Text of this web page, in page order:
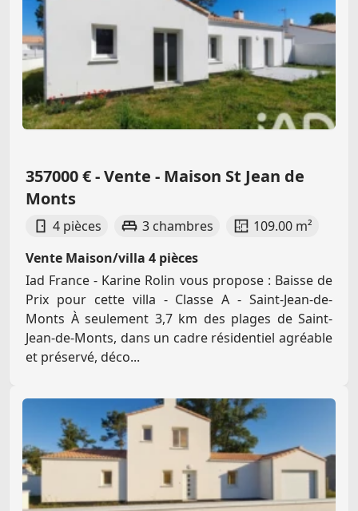
357000 € - Vente - Maison St Jean de
Monts
4 pièces 3 chambres
109.00 m²
Vente Maison/villa 4 pièces
Iad France - Karine Rolin vous propose : Baisse de
Prix pour cette villa - Classe A - Saint-Jean-de-
Monts À seulement 3,7 km des plages de Saint-
Jean-de-Monts, dans un cadre résidentiel agréable
et préservé, déco...